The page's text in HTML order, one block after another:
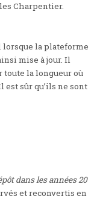
Charpentier.
lorsque la plateforme
mise à jour. Il
toute la longueur où
sûr qu’ils ne sont
dans les années 20
et reconvertis en